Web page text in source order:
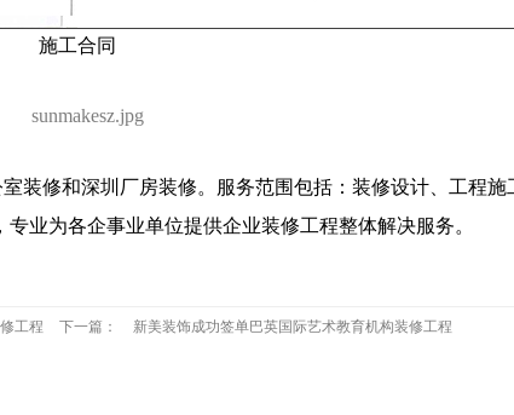
施工合同
装修和深圳厂房装修。服务范围包括：装修设计、工程
业为各企事业单位提供企业装修工程整体解决服务。
工程 下一篇： 新美装饰成功签单巴英国际艺术教育机构装修工程